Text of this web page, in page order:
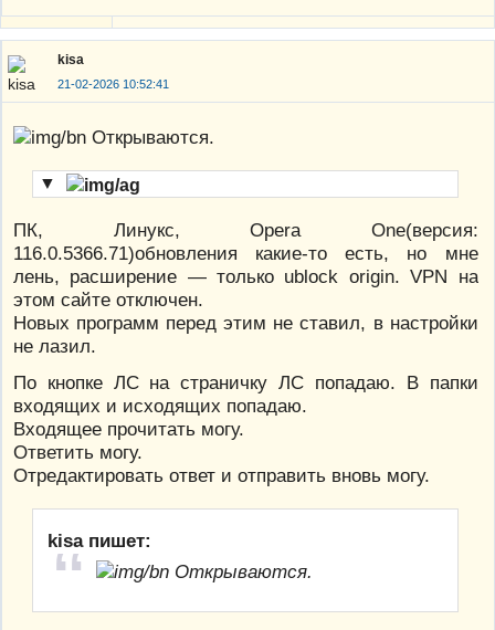
kisa
21-02-2026 10:52:41
Открываются.
▼
ПК, Линукс, Opera One(версия:
116.0.5366.71)обновления какие-то есть, но мне
лень, расширение — только ublock origin. VPN на
этом сайте отключен.
Новых программ перед этим не ставил, в настройки
не лазил.
По кнопке ЛС на страничку ЛС попадаю. В папки
входящих и исходящих попадаю.
Входящее прочитать могу.
Ответить могу.
Отредактировать ответ и отправить вновь могу.
kisa пишет:
Открываются.